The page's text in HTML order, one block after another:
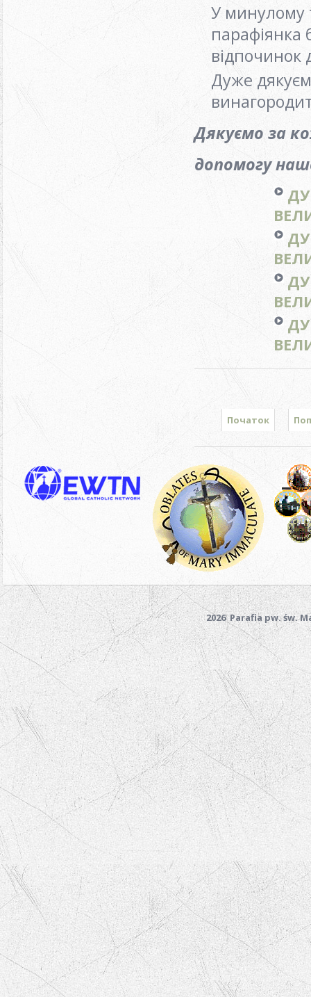
У минулому
парафіянка
відпочинок
Дуже
Дякуємо за
допомогу
Початок
2026 Parafia pw. św.